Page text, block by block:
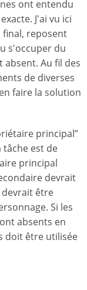
ont entendu
J'ai vu ici
final, reposent
s'occuper du
Au fil des
de diverses
faire la solution
principal”
tâche est de
principal
devrait
être
Si les
absents en
doit être utilisée